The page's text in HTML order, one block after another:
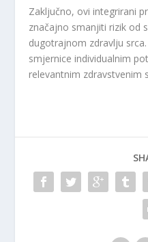
Zaključno, ovi integrirani
značajno smanjiti rizik od
dugotrajnom zdravlju
smjernice individualnim
relevantnim zdravstvenim